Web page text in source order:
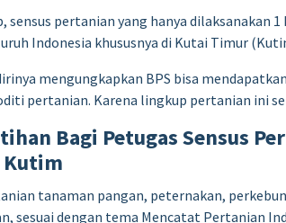
sensus pertanian yang hanya dilaksanakan
Indonesia khususnya di Kutai Timur
mengungkapkan BPS bisa
pertanian. Karena lingkup pertanian ini
Bagi Petugas Sensus
Kutim
tanaman pangan, peternakan,
sesuai dengan tema Mencatat Pertanian